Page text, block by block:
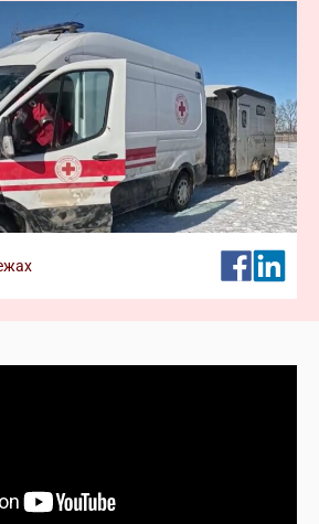
хто бажає долучитися до нашої
реєстрація кандидатів у
більше про волонтерство